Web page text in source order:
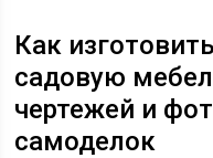
Как
садовую
чертежей и
самоделок